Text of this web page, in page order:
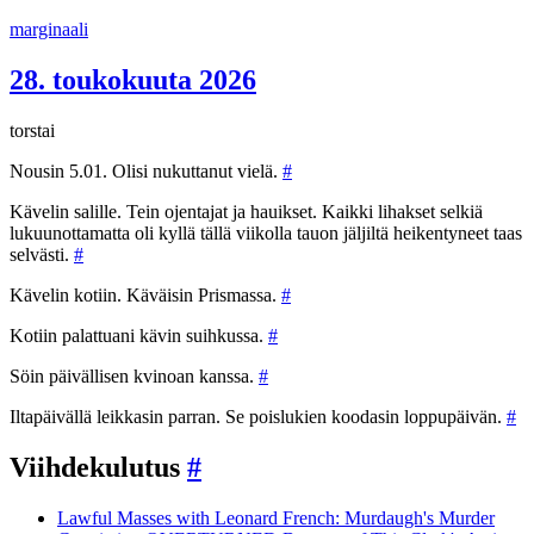
Siirry
marginaali
28. toukokuuta 2026
torstai
Nousin 5.01. Olisi nukuttanut vielä. #
Kävelin salille. Tein ojentajat ja hauikset. Kaikki lihakset selkiä
lukuunottamatta oli kyllä tällä viikolla tauon jäljiltä heikentyneet taas
selvästi. #
Kävelin kotiin. Käväisin Prismassa. #
Kotiin palattuani kävin suihkussa. #
Söin päivällisen kvinoan kanssa. #
Iltapäivällä leikkasin parran. Se poislukien koodasin loppupäivän. #
Viihdekulutus #
Lawful Masses with Leonard French: Murdaugh's Murder